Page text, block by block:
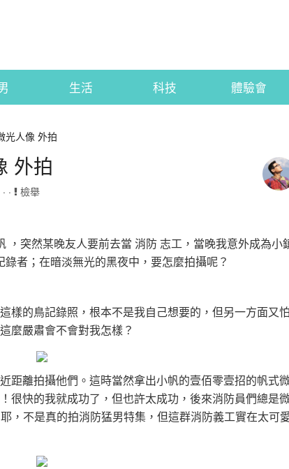
生活 科技 體驗會
光人像 外拍
外拍
· 檢舉
，突然某晚友人要前去當 消防 志工，當晚我意外成為小
者；在暗淡無光的黑夜中，要怎麼拍攝呢？
樣的鳥記錄照，根本不是我自己想要的，但另一方面又怕
麼嚴肅會不會對我怎樣？
距離拍攝他們。這時當然拿出小帆的壹佰零壹招的帆式
很快的我就成功了，但也許太成功，後來消防員們總是
，不是真的拍消防猛男特集，但這群消防義工實在太可